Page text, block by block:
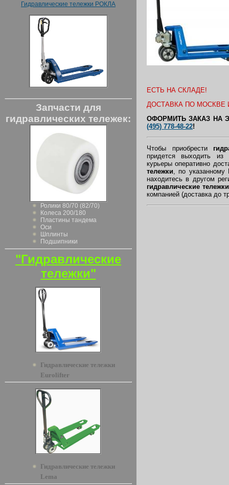
Гидравлические тележки РОКЛА
Запчасти для
гидравлических тележек:
Ролики 80/70 (82/70)
Колеса 200/180
Пластины тандема
Оси
Шплинты
Подшипники
"Гидравлические
тележки"
Гидравлические тележки
Eurolifter
Гидравлические тележки
Lema
ЕСТЬ НА СКЛАДЕ!
ДОСТАВКА ПО МОСКВЕ
ОФОРМИТЬ ЗАКАЗ НА
(495) 778-48-22!
Чтобы приобрести
придется выходить
курьеры оперативно
тележки , по
находитесь в другом
гидравлические тележки
компанией (доставка до